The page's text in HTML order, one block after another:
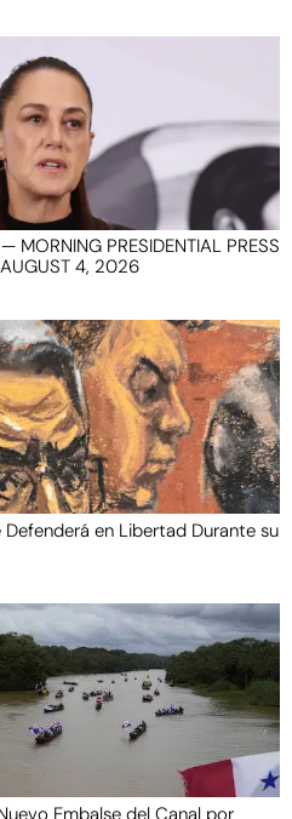
MORNING PRESIDENTIAL PRESS
AUGUST 4, 2026
en Libertad Durante su
Embalse del Canal por